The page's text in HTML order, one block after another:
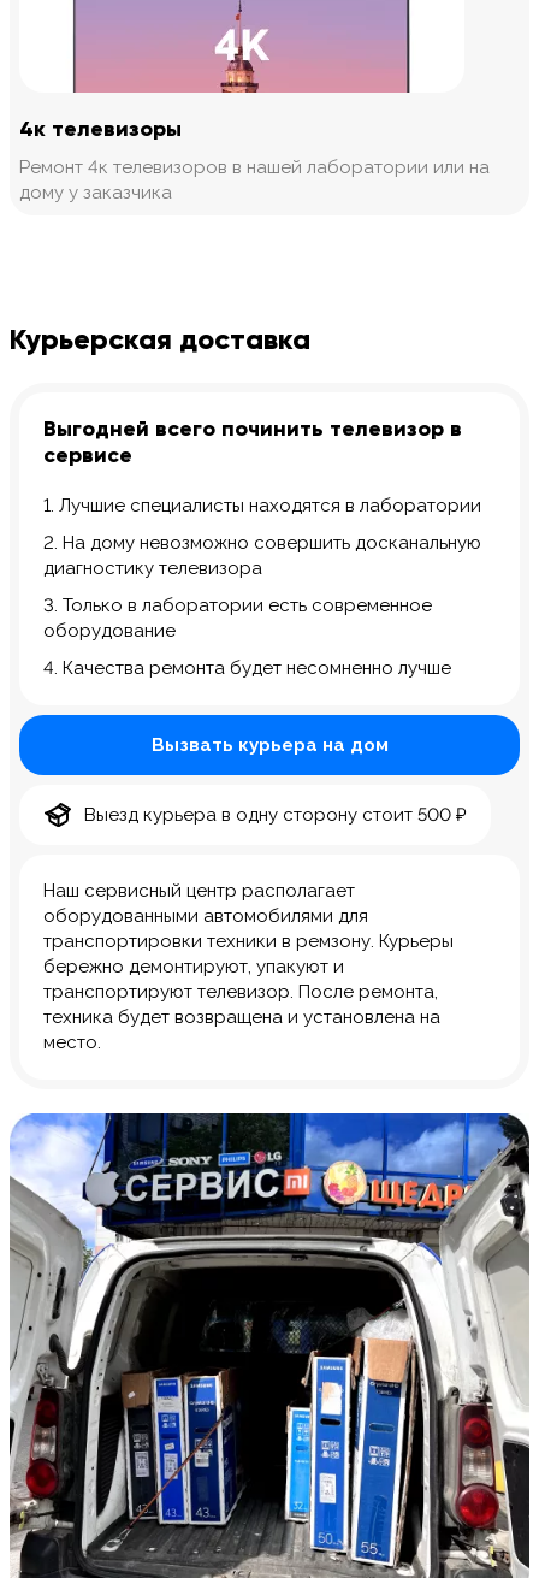
4к телевизоры
Ремонт 4к телевизоров в нашей лаборатории или на
дому у заказчика
Курьерская доставка
Выгодней всего починить телевизор в
сервисе
1. Лучшие специалисты находятся в лаборатории
2. На дому невозможно совершить досканальную
диагностику телевизора
3. Только в лаборатории есть современное
оборудование
4. Качества ремонта будет несомненно лучше
Наш сервисный центр располагает
оборудованными автомобилями для
транспортировки техники в ремзону. Курьеры
бережно демонтируют, упакуют и
транспортируют телевизор. После ремонта,
техника будет возвращена и установлена на
место.
Вызвать курьера на дом
Выезд курьера в одну сторону стоит 500 ₽